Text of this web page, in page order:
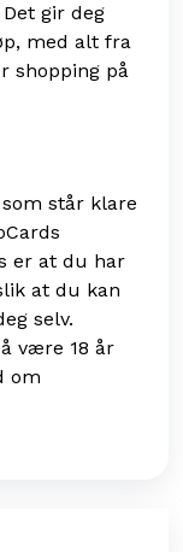
gir deg
med alt fra
shopping på
står klare
er at du har
at du kan
selv.
være 18 år
om